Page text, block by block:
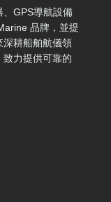
GPS導航設備
品牌，並提
深耕船舶航儀領
力提供可靠的